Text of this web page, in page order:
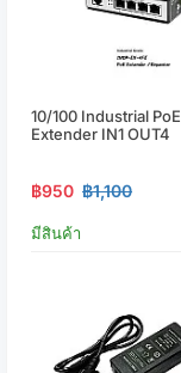
10/100 Industrial PoE
Extender IN1 OUT4
฿950 ฿1,100
มีสินค้า